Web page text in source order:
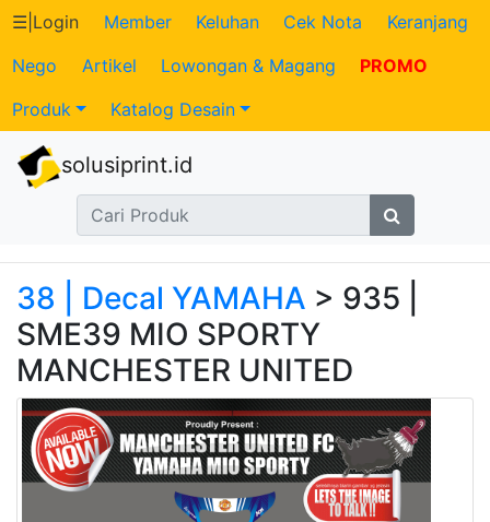
Katalog
Produk
Petugas
Transaksi
Tagihan
Berjalan
Pembayaran
Pendapatan
☰ Login Member Keluhan Cek Nota
Keranjang
Nego
Artikel Lowongan & Magang
PROMO
Produk
Katalog Desain
solusiprint.id
38 | Decal YAMAHA > 935 |
SME39 MIO SPORTY
MANCHESTER UNITED